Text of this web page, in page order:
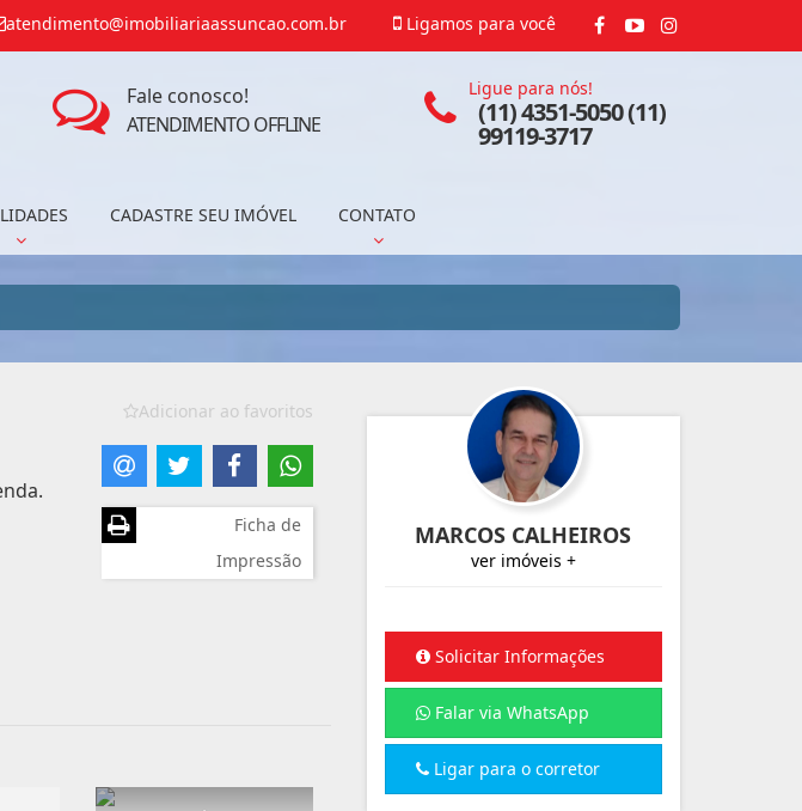
Ligamos para você
atendimento@imobiliariaassuncao.com.br
CADASTRE SEU IMÓVEL CONTATO
Ligue para nós!
(11) 4351-5050 (11)
99119-3717
Fale conosco!
ATENDIMENTO OFFLINE
Adicionar ao favoritos
Ficha de
Impressão
MARCOS CALHEIROS
ver imóveis +
Solicitar Informações
Falar via WhatsApp
Ligar para o corretor